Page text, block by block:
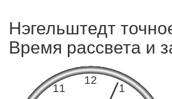
Нэгельштедт
Время рассвета и